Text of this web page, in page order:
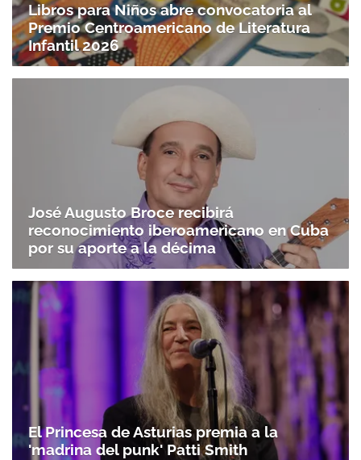
Libros para Niños abre convocatoria al
Premio Centroamericano de Literatura
Infantil 2026
José Augusto Broce recibirá
reconocimiento iberoamericano en Cuba
por su aporte a la décima
El Princesa de Asturias premia a la
'madrina del punk' Patti Smith